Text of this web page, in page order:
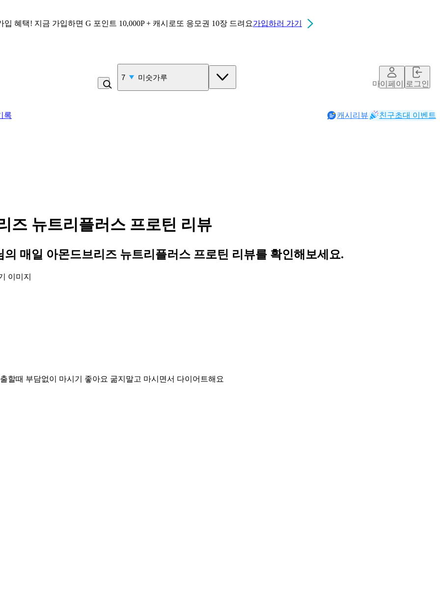
입 혜택! 지금 가입하면 G 포인트 10,000P + 캐시로또 응모권 10장 드려요가입하러 가기
7 미숫가루
마이페이지로그인
록 캐시리뷰 친구초대 이벤트
즈 뉴트리플러스 프로틴 리뷰
매일 아몬드브리즈 뉴트리플러스 프로틴 리뷰를 확인해보세요.
할때 부담없이 마시기 좋아요 굶지말고 마시면서 다이어트해요